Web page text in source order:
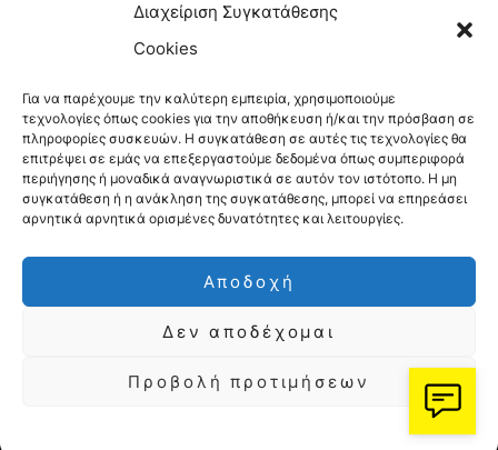
Διαχείριση Συγκατάθεσης
Cookies
Για να παρέχουμε την καλύτερη εμπειρία, χρησιμοποιούμε
τεχνολογίες όπως cookies για την αποθήκευση ή/και την πρόσβαση σε
πληροφορίες συσκευών. Η συγκατάθεση σε αυτές τις τεχνολογίες θα
επιτρέψει σε εμάς να επεξεργαστούμε δεδομένα όπως συμπεριφορά
περιήγησης ή μοναδικά αναγνωριστικά σε αυτόν τον ιστότοπο. Η μη
συγκατάθεση ή η ανάκληση της συγκατάθεσης, μπορεί να επηρεάσει
αρνητικά αρνητικά ορισμένες δυνατότητες και λειτουργίες.
Αποδοχή
Δεν αποδέχομαι
Προβολή προτιμήσεων
ModernaGynaika.gr Xristianika.gr
Oikotropia.gr ZoumeSpiti.gr
Perepet.gr
Orama Group (Orama Group Μ.Ι.Κ.Ε.) |
Α.Φ.Μ. 801086294 – Δ.Ο.Υ. ΚΕΦΟΔΕ Αττικής |
Γ.Ε.ΜΗ 148748903000 | Έδρα: Αθήνα, Ελλάδα |
Email: contact@orama-group.com